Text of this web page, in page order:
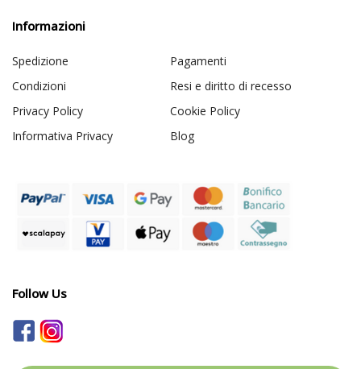
Informazioni
Spedizione
Pagamenti
Condizioni
Resi e diritto di recesso
Privacy Policy
Cookie Policy
Informativa Privacy
Blog
Follow Us